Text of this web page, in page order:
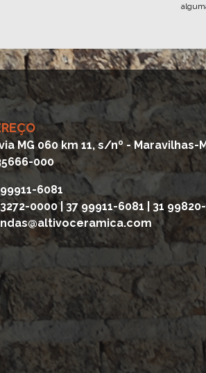
MG 060 km 11, s/nº - Maravilhas-
000
6081
0000| 37 99911-6081
31